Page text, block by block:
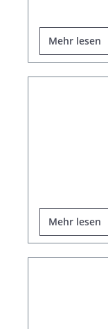
Mehr lesen
Mehr lesen